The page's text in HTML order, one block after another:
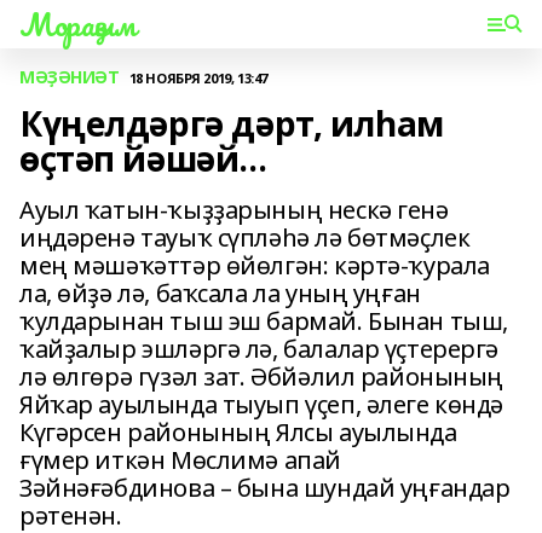
Мораҙым
МӘҘӘНИӘТ 18 НОЯБРЯ 2019, 13:47
Күңелдәргә дәрт, илһам
өҫтәп йәшәй...
Ауыл ҡатын-ҡыҙҙарының нескә генә
иңдәренә тауыҡ сүпләһә лә бөтмәҫлек
мең мәшәҡәттәр өйөлгән: кәртә-ҡурала
ла, өйҙә лә, баҡсала ла уның уңған
ҡулдарынан тыш эш бармай. Бынан тыш,
ҡайҙалыр эшләргә лә, балалар үҫтерергә
лә өлгөрә гүзәл зат. Әбйәлил районының
Яйҡар ауылында тыуып үҫеп, әлеге көндә
Күгәрсен районының Ялсы ауылында
ғүмер иткән Мөслимә апай
Зәйнәғәбдинова – бына шундай уңғандар
рәтенән.